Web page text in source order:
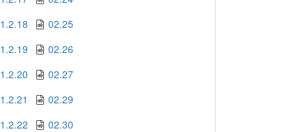
1.2.18
02.25
1.2.19
02.26
1.2.20
02.27
1.2.21
02.29
1.2.22
02.30